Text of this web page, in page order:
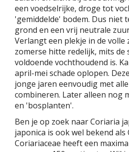
een voedselrijke, droge tot
'gemiddelde' bodem. Dus niet
grond en een vrij neutrale
Verlangt een plekje in de volle
zomerse hitte redelijk, mits de
voldoende vochthoudend is.
april-mei schade oplopen.
jonge jaren eenvoudig met
combineren. Later alleen nog
en 'bosplanten'.
Ben je op zoek naar Coriaria
japonica is ook wel bekend als
Coriariaceae heeft een